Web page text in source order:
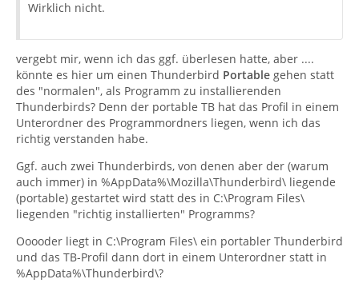
Wirklich nicht.
vergebt mir, wenn ich das ggf. überlesen hatte, aber ....
könnte es hier um einen Thunderbird Portable gehen statt
des "normalen", als Programm zu installierenden
Thunderbirds? Denn der portable TB hat das Profil in einem
Unterordner des Programmordners liegen, wenn ich das
richtig verstanden habe.
Ggf. auch zwei Thunderbirds, von denen aber der (warum
auch immer) in %AppData%\Mozilla\Thunderbird\ liegende
(portable) gestartet wird statt des in C:\Program Files\
liegenden "richtig installierten" Programms?
Ooooder liegt in C:\Program Files\ ein portabler Thunderbird
und das TB-Profil dann dort in einem Unterordner statt in
%AppData%\Thunderbird\?